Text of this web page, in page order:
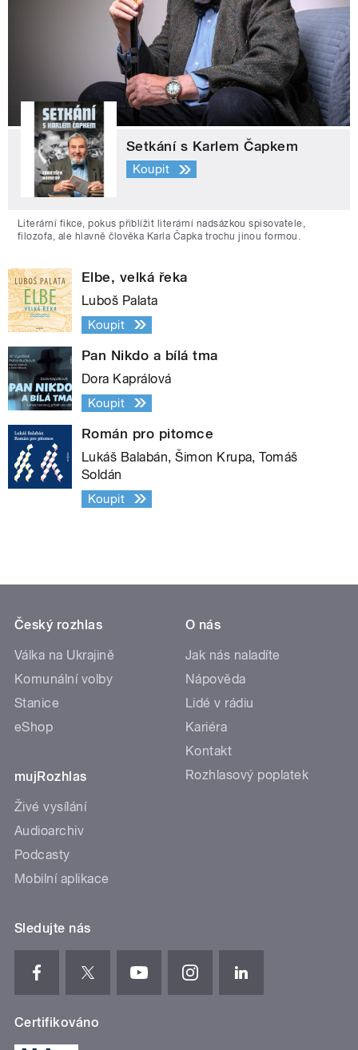
Setkání s Karlem Čapkem
Koupit
Literární fikce, pokus přiblížit literární nadsázkou spisovatele,
filozofa, ale hlavně člověka Karla Čapka trochu jinou formou.
Elbe, velká řeka
Luboš Palata
Koupit
Pan Nikdo a bílá tma
Dora Kaprálová
Koupit
Román pro pitomce
Lukáš Balabán, Šimon Krupa, Tomáš
Soldán
Koupit
Český rozhlas
Válka na Ukrajině
Komunální volby
Stanice
eShop
mujRozhlas
Živé vysílání
Audioarchiv
Podcasty
Mobilní aplikace
O nás
Jak nás naladíte
Nápověda
Lidé v rádiu
Kariéra
Kontakt
Rozhlasový poplatek
Sledujte nás
Certifikováno